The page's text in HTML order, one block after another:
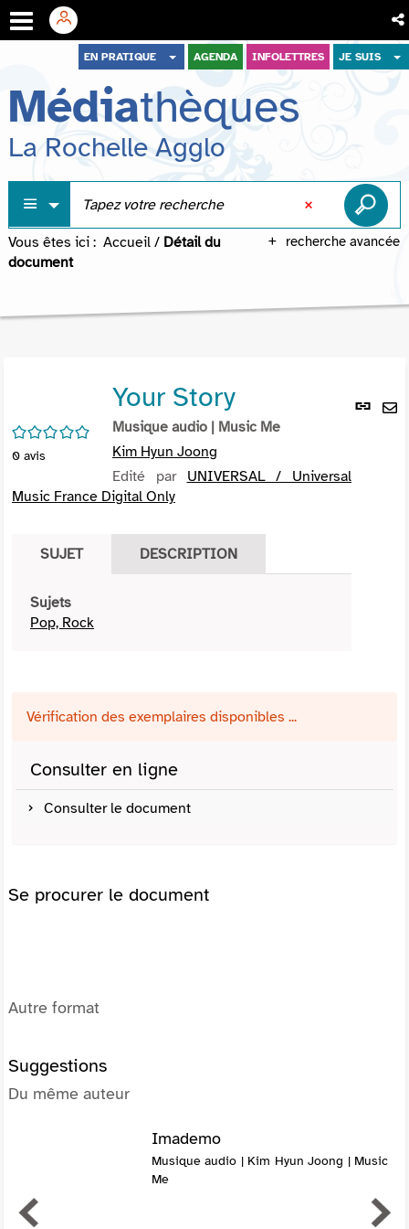
menu
contenu
recherche
EN PRATIQUE AGENDA INFOLETTRES JE SUIS
Médiathèques
La Rochelle Agglo
recherche avancée
Vous êtes ici : Accueil / Détail du
document
Lien
/5
0 avis
Your Story
Musique audio | Music Me
Kim Hyun Joong
Edité par UNIVERSAL / Universal
Music France Digital Only
SUJET DESCRIPTION
Sujets
Pop, Rock
Vérification des exemplaires disponibles ...
Consulter en ligne
Consulter le document
Se procurer le document
Autre format
Suggestions
Du même auteur
Imademo
Musique audio | Kim Hyun Joong | Music
Me